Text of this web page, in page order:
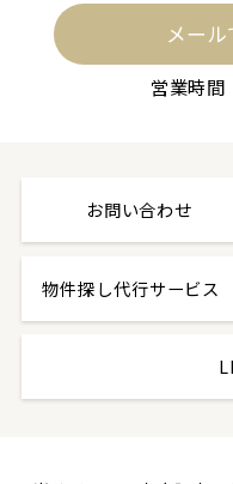
メー
営業時間
お問い合わせ
物件探し代行サービス